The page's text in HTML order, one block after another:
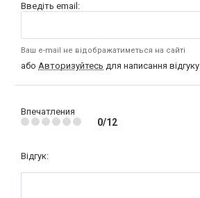
Введіть email:
Ваш e-mail не відображатиметься на сайті
або Авторизуйтесь для написання відгуку
Впечатления
0/12
Відгук: